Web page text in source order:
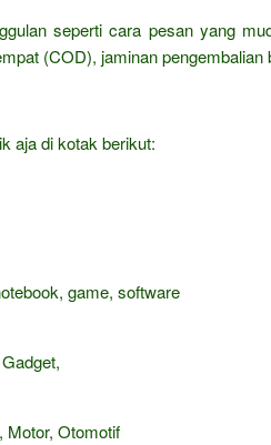
seperti cara pesan yang
(COD), jaminan pengembalian
aja di kotak berikut:
game, software
, Motor, Otomotif